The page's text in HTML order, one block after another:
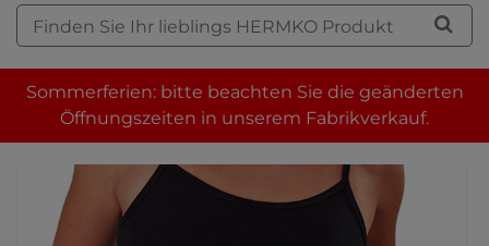
Sommerferien: bitte beachten Sie die geänderten
Öffnungszeiten in unserem Fabrikverkauf.